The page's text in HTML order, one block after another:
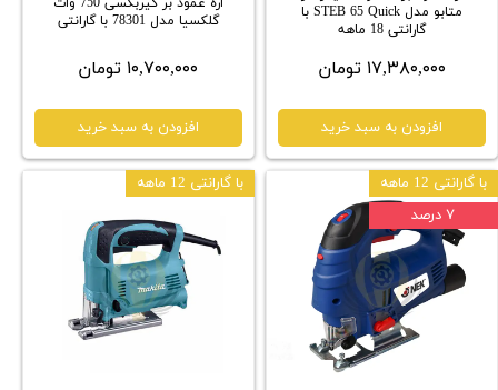
متابو مدل STEB 65 Quick با
گارانتی 18 ماهه
۱۷,۳۸۰,۰۰۰ تومان
افزودن به سبد خرید
گلکسیا مدل 78301 با گارانتی
۱۰,۷۰۰,۰۰۰ تومان
افزودن به سبد خرید
با گارانتی 12 ماهه
۷ درصد
با گارانتی 12 ماهه